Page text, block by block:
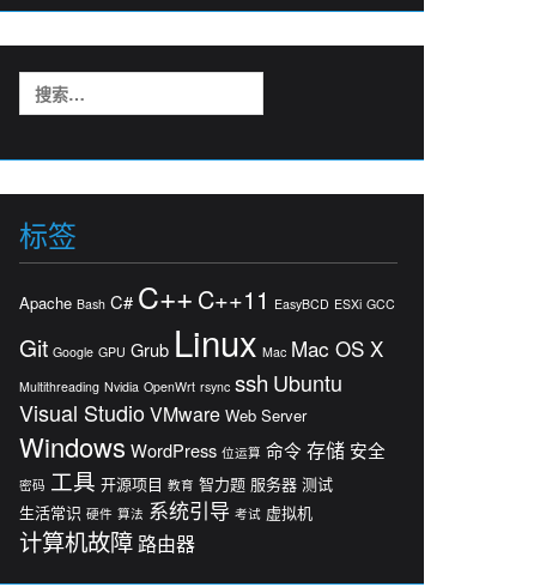
索：
标签
Apache Bash C# C++ C++11 EasyBCD ESXi GCC
Git Google GPU Grub Linux Mac Mac OS X
Multithreading Nvidia OpenWrt rsync ssh Ubuntu
Visual StudioVMware Web Server
Windows WordPress 位运算 命令 存储 安全
密码 工具 开源项目 教育 智力题 服务器 测试
生活常识 硬件 算法 系统引导 考试 虚拟机
计算机故障 路由器